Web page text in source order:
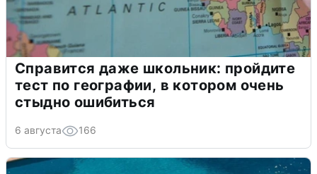
Справится даже школьник: пройдите
тест по географии, в котором очень
стыдно ошибиться
6 августа 166